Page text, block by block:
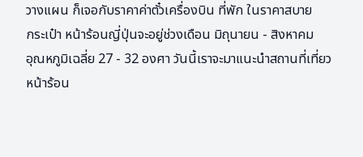
วางแผน ก็เจอกับราคาค่าตั๋วเครื่องบิน ที่พัก ในราคาสบาย
กระเป๋า หน้าร้อนญี่ปุ่นจะอยู่ช่วงเดือน มิถุนายน - สิงหาคม
อุณหภูมิเฉลี่ย 27 - 32 องศา วันนี้เราจะมาแนะนำสถานที่เที่ยว
หน้าร้อน